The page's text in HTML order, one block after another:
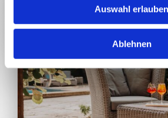
Auswahl erlauben
Ablehnen